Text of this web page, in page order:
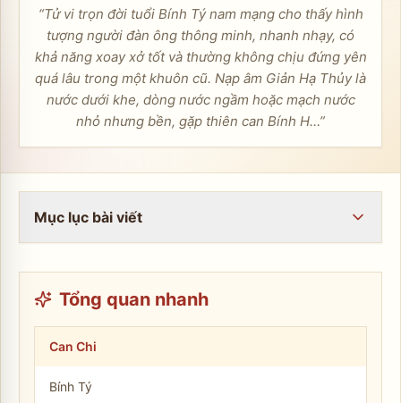
“Tử vi trọn đời tuổi Bính Tý nam mạng cho thấy hình
tượng người đàn ông thông minh, nhanh nhạy, có
khả năng xoay xở tốt và thường không chịu đứng yên
quá lâu trong một khuôn cũ. Nạp âm Giản Hạ Thủy là
nước dưới khe, dòng nước ngầm hoặc mạch nước
nhỏ nhưng bền, gặp thiên can Bính H…”
Mục lục bài viết
Tổng quan nhanh
Can Chi
Bính Tý